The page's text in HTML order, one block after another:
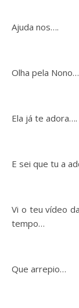
Ajuda nos….
Olha pela
Ela já te adora….
E sei que tu a
Vi o teu vídeo
tempo…
Que arrepio…